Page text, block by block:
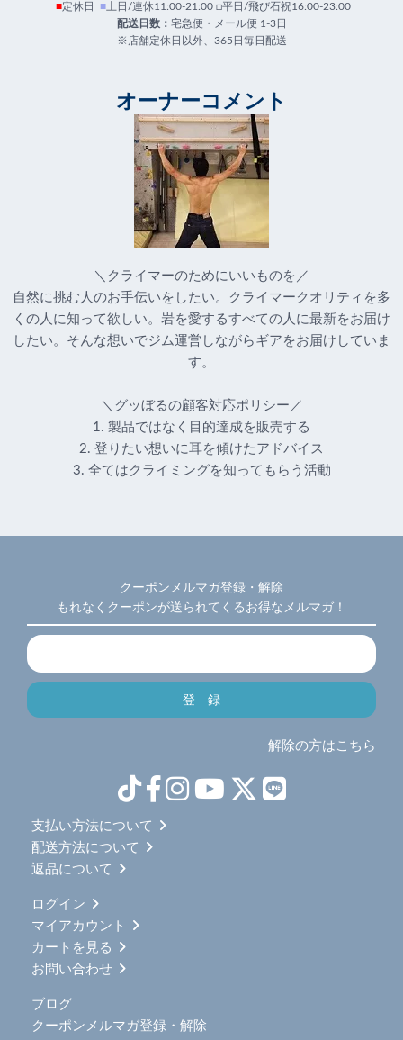
■定休日 ■土日/連休11:00-21:00 □平日/飛び石祝16:00-23:00
配送日数： 宅急便・メール便 1-3日
※店舗定休日以外、365日毎日配送
オーナーコメント
＼クライマーのためにいいものを／
自然に挑む人のお手伝いをしたい。クライマークオリティを多
くの人に知って欲しい。岩を愛するすべての人に最新をお届け
したい。そんな想いでジム運営しながらギアをお届けしていま
す。
＼グッぼるの顧客対応ポリシー／
1. 製品ではなく目的達成を販売する
2. 登りたい想いに耳を傾けたアドバイス
3. 全てはクライミングを知ってもらう活動
クーポンメルマガ登録・解除
もれなくクーポンが送られてくるお得なメルマガ！
解除の方はこちら
支払い方法について
配送方法について
返品について
ログイン
マイアカウント
カートを見る
お問い合わせ
ブログ
クーポンメルマガ登録・解除